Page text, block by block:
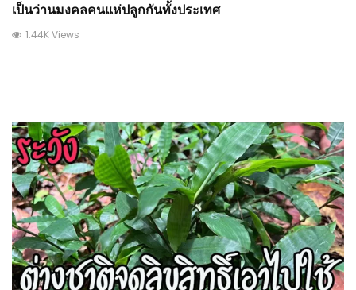
เป็นว่านมงคลคนแห่ปลูกกันทั้งประเทศ
1.44K Views